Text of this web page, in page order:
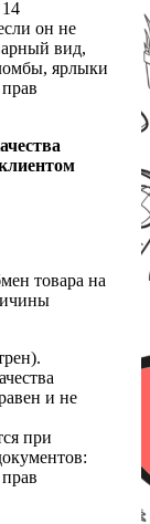
он не
вид,
ярлыки
товара на
и не
при